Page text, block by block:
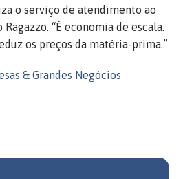
o serviço de atendimento ao
“É economia de escala.
os preços da matéria-prima.”
& Grandes Negócios